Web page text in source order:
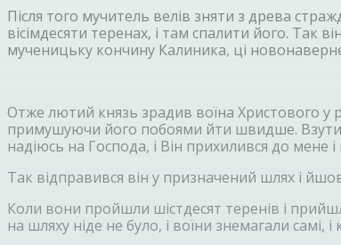
Після того мучитель велів зняти з древа
вісімдесяти теренах, і там спалити його.
мученицьку кончину Калиника, ці
Отже лютий князь зрадив воїна Христового у
примушуючи його побоями йти швидше. Взутий
надіюсь на Господа, і Він прихилився до мене
Так відправився він у призначений шлях і
Коли вони пройшли шістдесят теренів і
на шляху ніде не було, і воїни знемагали самі,